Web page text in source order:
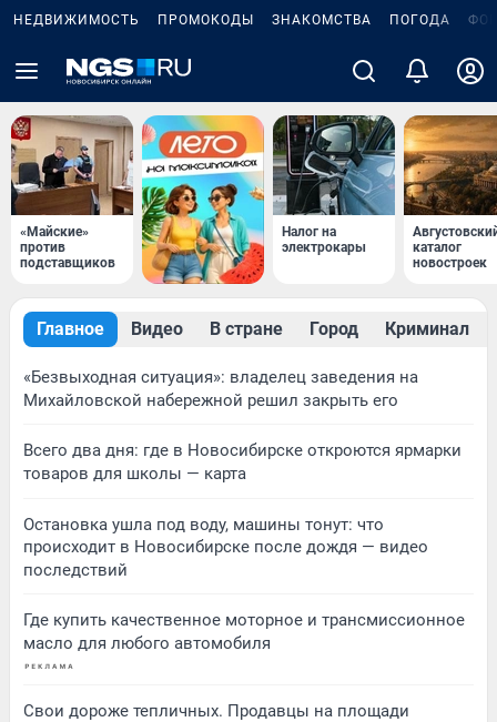
НЕДВИЖИМОСТЬ ПРОМОКОДЫ ЗНАКОМСТВА ПОГОДА
«Майские»
против
подставщиков
Налог на
электрокары
каталог
новостроек
Главное Видео В стране Город Криминал
«Безвыходная ситуация»: владелец заведения на
Михайловской набережной решил закрыть его
Всего два дня: где в Новосибирске откроются ярмарки
товаров для школы — карта
Остановка ушла под воду, машины тонут: что
происходит в Новосибирске после дождя — видео
последствий
Где купить качественное моторное и трансмиссионное
масло для любого автомобиля
Свои дороже тепличных. Продавцы на площади